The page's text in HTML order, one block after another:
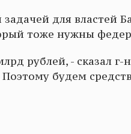
задачей для властей
тоже нужны
рублей, - сказал г-
будем